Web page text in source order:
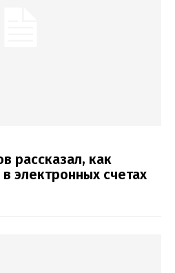
рассказал, как
электронных счетах